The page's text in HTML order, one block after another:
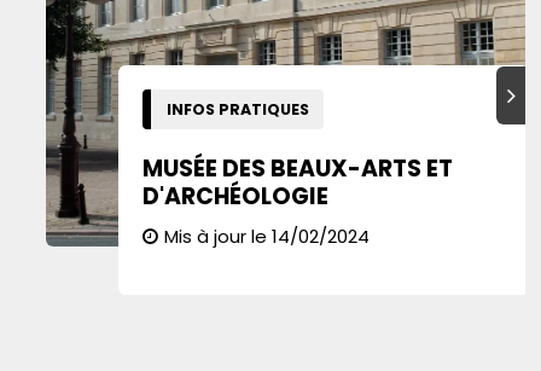
INFOS PRATIQUES
MUSÉE DES BEAUX-ARTS ET
D'ARCHÉOLOGIE
Mis à jour le 14/02/2024